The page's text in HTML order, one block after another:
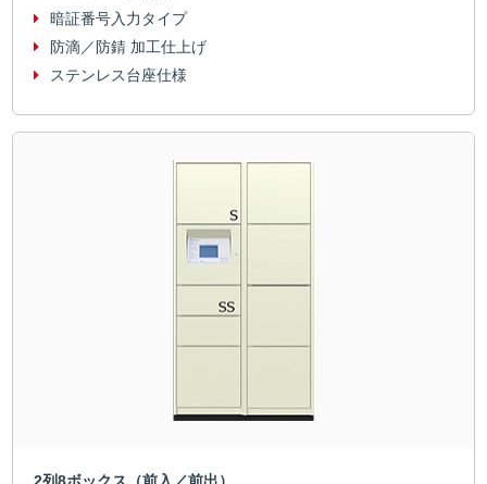
暗証番号入力タイプ
防滴／防錆 加工仕上げ
ステンレス台座仕様
2列8ボックス（前入／前出）